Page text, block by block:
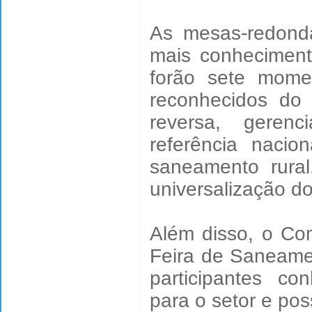
As mesas-
mais
forão sete
reconhecidos
reversa,
referência
saneamento
universalização
Além disso, o
Feira de
participantes
para o setor e